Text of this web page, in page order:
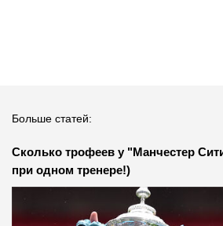
Больше статей:
Сколько трофеев у "Манчестер
при одном тренере!)